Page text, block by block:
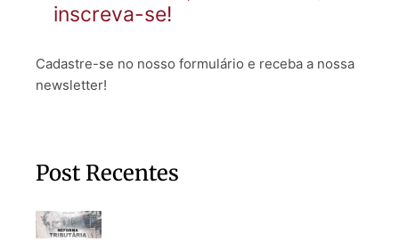
inscreva-se!
Cadastre-se no nosso formulário e receba a nossa
newsletter!
Post Recentes